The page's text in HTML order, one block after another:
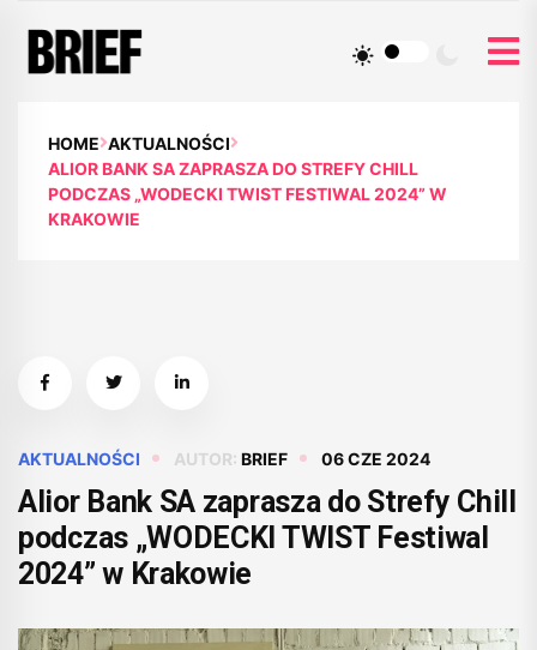
HOME AKTUALNOŚCI
ALIOR BANK SA ZAPRASZA DO STREFY CHILL
PODCZAS „WODECKI TWIST FESTIWAL 2024” W
KRAKOWIE
AKTUALNOŚCI AUTOR: BRIEF 06 CZE 2024
Alior Bank SA zaprasza do Strefy Chill
podczas „WODECKI TWIST Festiwal
2024” w Krakowie